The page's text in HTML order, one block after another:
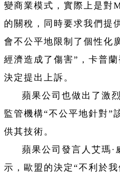
變商業模式，實際上是對
的關稅，同時要求我們提
會不公平地限制了個性化
經濟造成了傷害”，卡普
決定提出上訴。
蘋果公司也做出了激
監管機構“不公平地針對”
供其技術。
蘋果公司發言人艾瑪·
示，歐盟的決定“不利於